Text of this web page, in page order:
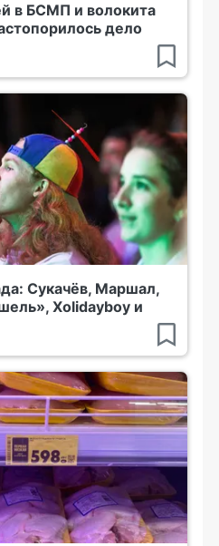
в БСМП и волокита
дело
Сукачёв, Маршал,
Xolidayboy и